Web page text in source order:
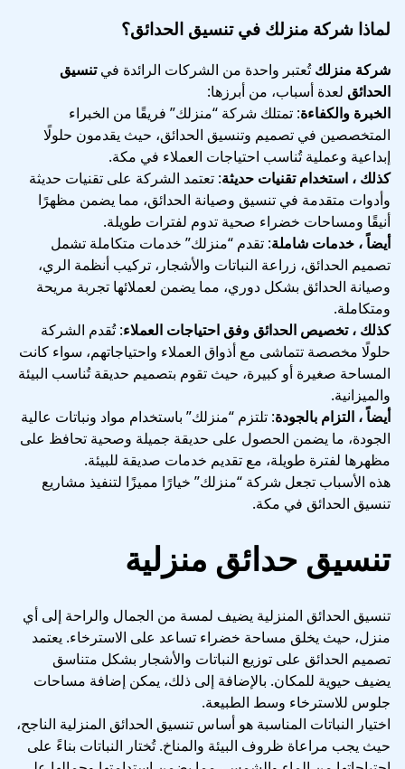
لماذا شركة منزلك في تنسيق الحدائق؟
شركة منزلكتُعتبر واحدة من الشركات الرائدة فيتنسيق
الحدائق لعدة أسباب، من أبرزها:
الخبرة والكفاءة: تمتلك شركة “منزلك” فريقًا من الخبراء
المتخصصين في تصميم وتنسيق الحدائق، حيث يقدمون حلولًا
إبداعية وعملية تُناسب احتياجات العملاء في مكة.
كذلك ، استخدام تقنيات حديثة: تعتمد الشركة على تقنيات حديثة
وأدوات متقدمة في تنسيق وصيانة الحدائق، مما يضمن مظهرًا
أنيقًا ومساحات خضراء صحية تدوم لفترات طويلة.
أيضاً ، خدمات شاملة: تقدم “منزلك” خدمات متكاملة تشمل
تصميم الحدائق، زراعة النباتات والأشجار، تركيب أنظمة الري،
وصيانة الحدائق بشكل دوري، مما يضمن لعملائها تجربة مريحة
ومتكاملة.
كذلك ، تخصيص الحدائق وفق احتياجات العملاء: تُقدم الشركة
حلولًا مخصصة تتماشى مع أذواق العملاء واحتياجاتهم، سواء كانت
المساحة صغيرة أو كبيرة، حيث تقوم بتصميم حديقة تُناسب البيئة
والميزانية.
أيضاً ، التزام بالجودة: تلتزم “منزلك” باستخدام مواد ونباتات عالية
الجودة، ما يضمن الحصول على حديقة جميلة وصحية تحافظ على
مظهرها لفترة طويلة، مع تقديم خدمات صديقة للبيئة.
هذه الأسباب تجعل شركة “منزلك” خيارًا مميزًا لتنفيذ مشاريع
تنسيق الحدائق في مكة.
تنسيق حدائق منزلية
تنسيق الحدائق المنزلية يضيف لمسة من الجمال والراحة إلى أي
منزل، حيث يخلق مساحة خضراء تساعد على الاسترخاء. يعتمد
تصميم الحدائق على توزيع النباتات والأشجار بشكل متناسق
يضيف حيوية للمكان. بالإضافة إلى ذلك، يمكن إضافة مساحات
جلوس للاسترخاء وسط الطبيعة.
اختيار النباتات المناسبة هو أساس تنسيق الحدائق المنزلية الناجح،
حيث يجب مراعاة ظروف البيئة والمناخ. تُختار النباتات بناءً على